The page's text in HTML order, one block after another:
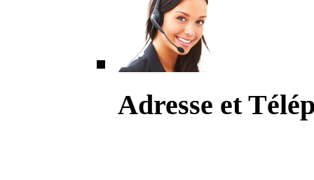
Adresse et